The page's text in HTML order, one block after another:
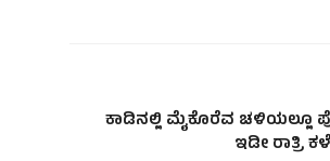
ಕಾಡಿನಲ್ಲಿ ಮೈಕೊರೆವ ಚಳಿಯಲ್ಲೂ
ಇಡೀ ರಾತ್ರಿ